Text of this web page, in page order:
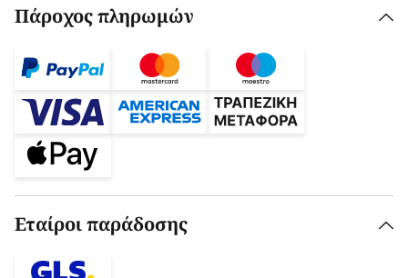
Πάροχος πληρωμών
Εταίροι παράδοσης